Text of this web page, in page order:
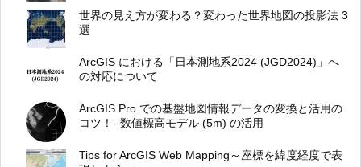
世界の見え方が変わる？変わった世界地図の投影法 3
選
ArcGIS における「日本測地系2024 (JGD2024)」へ
の対応について
ArcGIS Pro での基盤地図情報データの変換と活用の
コツ！- 数値標高モデル (5m) の活用
Tips for ArcGIS Web Mapping～座標を緯度経度で表